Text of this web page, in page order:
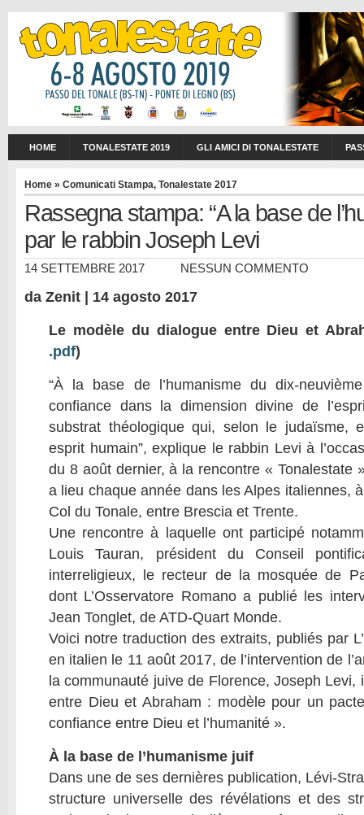
HOME TONALESTATE 2019 GLI AMICI DI TONALESTATE
Home » Comunicati Stampa, Tonalestate 2017
Rassegna stampa: “A la base de
par le rabbin Joseph Levi
14 SETTEMBRE 2017 NESSUN COMMENTO
da Zenit | 14 agosto 2017
Le modèle du dialogue entre Dieu et
.pdf)
“À la base de l’humanisme du dix-
confiance dans la dimension divine de
substrat théologique qui, selon le judaïsme,
esprit humain”, explique le rabbin Levi à
du 8 août dernier, à la rencontre « Tonalestate
a lieu chaque année dans les Alpes italiennes,
Col du Tonale, entre Brescia et Trente.
Une rencontre à laquelle ont participé
Louis Tauran, président du Conseil
interreligieux, le recteur de la mosquée de
dont L’Osservatore Romano a publié les
Jean Tonglet, de ATD-Quart Monde.
Voici notre traduction des extraits, publiés par
en italien le 11 août 2017, de l’intervention de
la communauté juive de Florence, Joseph Levi,
entre Dieu et Abraham : modèle pour un
confiance entre Dieu et l’humanité ».
À la base de l’humanisme juif
Dans une de ses dernières publication, Lévi-
structure universelle des révélations et des